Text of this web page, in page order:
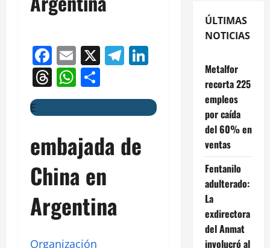
Facebook
Email
X Telegram
Threads
WhatsApp
E
embajada de
China en
Argentina
Organización
ÚLTIMAS
NOTICIAS
Metalfor
recorta 225
empleos
por caída
del 60% en
ventas
Fentanilo
adulterado:
La
exdirectora
del Anmat
involucró al